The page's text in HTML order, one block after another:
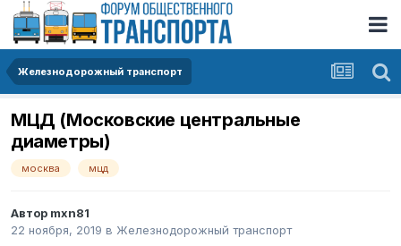
Железнодорожный транспорт
МЦД (Московские центральные
диаметры)
москва мцд
Автор mxn81
22 ноября, 2019 в Железнодорожный транспорт